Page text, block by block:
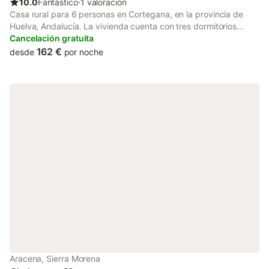
10.0Fantástico⋅1 valoración
Casa rural para 6 personas en Cortegana, en la provincia de
Huelva, Andalucía. La vivienda cuenta con tres dormitorios
dobles, dos con camas individuales y uno con una cama de
matrimonio, además de un cuarto de baño con ducha, un salón
Cancelación gratuita
desde 162 € por noche
Aracena, Sierra Morena